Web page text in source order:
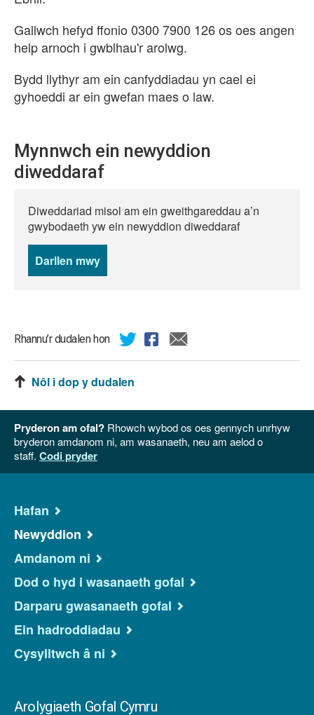
Gallwch hefyd ffonio 0300 7900 126 os oes angen
help arnoch i gwblhau'r arolwg.
Bydd llythyr am ein canfyddiadau yn cael ei
gyhoeddi ar ein gwefan maes o law.
Mynnwch ein newyddion
diweddaraf
Diweddariad misol am ein gweithgareddau a’n
gwybodaeth yw ein newyddion diweddaraf
Darllen mwy
newyddion
Rhannu’r dudalen hon
Nôl i dop y dudalen
Pryderon am ofal? Rhowch wybod os oes gennych unrhyw
bryderon amdanom ni, am wasanaeth, neu am aelod o
staff. Codi pryder
Hafan
Newyddion
Amdanom ni
Dod o hyd i wasanaeth gofal
Darparu gwasanaeth gofal
Ein hadroddiadau
Cysylltwch â ni
Arolygiaeth Gofal Cymru